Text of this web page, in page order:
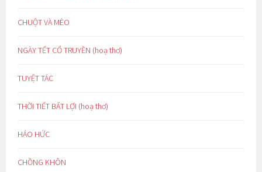
CHUỘT VÀ MÈO
NGÀY TẾT CỔ TRUYỀN (hoạ thơ)
TUYỆT TÁC
THỜI TIẾT BẤT LỢI (hoạ thơ)
HÁO HỨC
CHỒNG KHÔN